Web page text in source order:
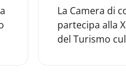
La Camera di
partecipa alla
del Turismo